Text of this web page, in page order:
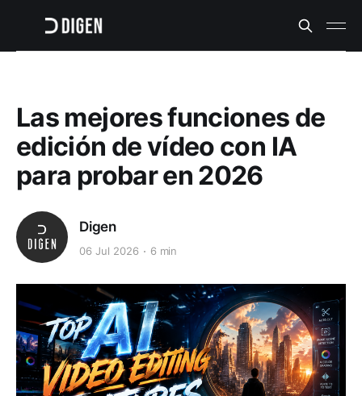
Las mejores funciones de
edición de vídeo con IA
para probar en 2026
Digen
06 Jul 2026 6 min